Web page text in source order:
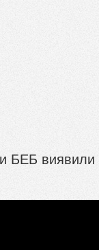
БЕБ виявили